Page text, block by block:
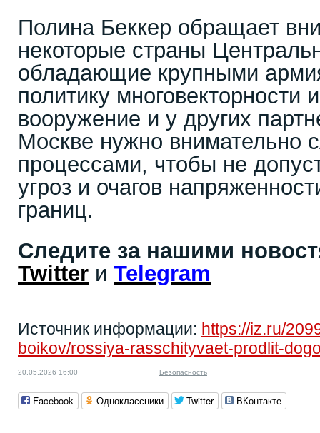
Полина Беккер обращает
некоторые страны
обладающие крупными
политику многовекторности
вооружение и у других
Москве нужно внимательно
процессами, чтобы не
угроз и очагов
границ.
Следите за нашими
Twitter и Telegram
Источник информации: https://iz.ru/
boikov/rossiya-rasschityvaet-prodlit-
20.05.2026 16:00 Безопасность
Facebook Одноклассники Twitter ВКонтакте